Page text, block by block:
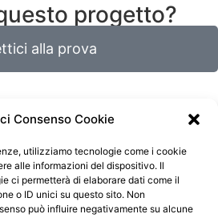
Consenso Cookie
utilizziamo tecnologie come i cookie
alle informazioni del dispositivo. Il
ci permetterà di elaborare dati come il
o ID unici su questo sito. Non
può influire negativamente su alcune
progetto?
alla prova